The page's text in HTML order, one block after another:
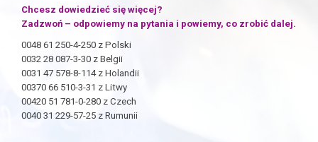
Chcesz dowiedzieć się więcej?
Zadzwoń – odpowiemy na pytania i powiemy, co zrobić dalej.
0048 61 250-4-250 z Polski
0032 28 087-3-30 z Belgii
0031 47 578-8-114 z Holandii
00370 66 510-3-31 z Litwy
00420 51 781-0-280 z Czech
0040 31 229-57-25 z Rumunii